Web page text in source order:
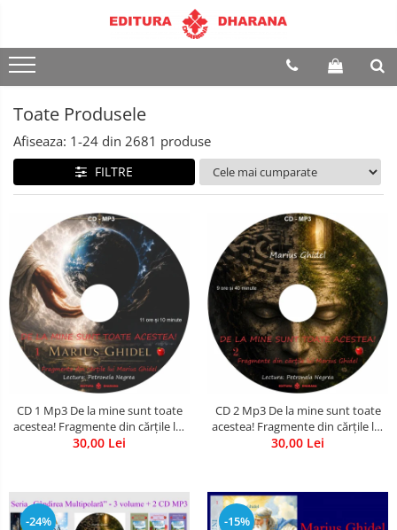
Toate Produsele
Afiseaza: 1-24 din 2681 produse
FILTRE
CD 1 Mp3 De la mine sunt toate
acestea! Fragmente din cărțile lui
Marius Ghidel
30,00 Lei
CD 2 Mp3 De la mine sunt toate
acestea! Fragmente din cărțile lui
Marius Ghidel
30,00 Lei
-24% -15%